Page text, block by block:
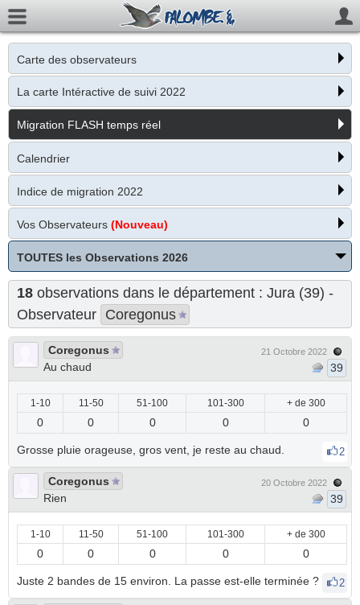
Carte des observateurs
La carte Intéractive de suivi 2022
Migration FLASH temps réel
Calendrier
Indice de migration 2022
Vos Observateurs (Nouveau)
TOUTES les Observations 2026
18 observations dans le département : Jura (39) -
Observateur Coregonus
Coregonus
Au chaud
21 Octobre 2022
39
1-10 11-50 51-100 101-300 + de 300
0 0 0 0 0
Grosse pluie orageuse, gros vent, je reste au chaud. 2
Coregonus
Rien
20 Octobre 2022
39
1-10 11-50 51-100 101-300 + de 300
0 0 0 0 0
Juste 2 bandes de 15 environ. La passe est-elle terminée ? 2